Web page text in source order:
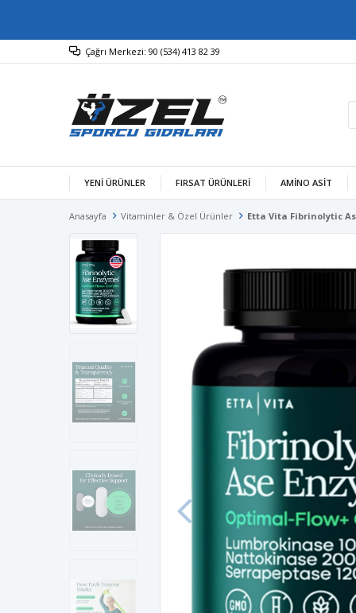
Çağrı Merkezi: 90 (534) 413 82 39
YENİ ÜRÜNLER FIRSAT ÜRÜNLERİ AMINO ASIT
Anasayfa Vitaminler & Özel Ürünler Etta Vita Fibrinolytic